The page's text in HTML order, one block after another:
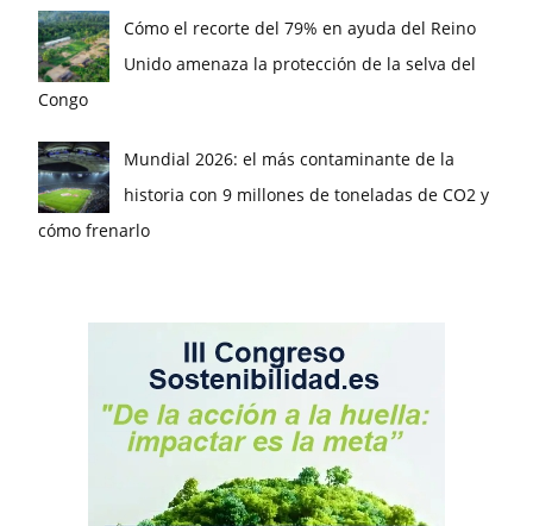
Cómo el recorte del 79% en ayuda del Reino
Unido amenaza la protección de la selva del
Congo
Mundial 2026: el más contaminante de la
historia con 9 millones de toneladas de CO2 y
cómo frenarlo